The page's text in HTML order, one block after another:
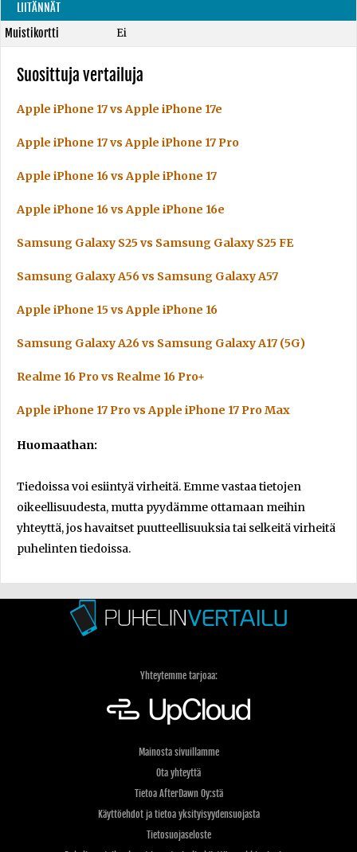
LIITÄNNÄT
Muistikortti
Ei
Suosittuja vertailuja
Apple iPhone 17 vs Apple iPhone 17e
Apple iPhone 17 vs Apple iPhone 17 Pro
Apple iPhone 16 vs Apple iPhone 17
Apple iPhone 16 vs Apple iPhone 16e
Samsung Galaxy S25 vs Samsung Galaxy S25 FE
Samsung Galaxy A56 vs Samsung Galaxy A57
Apple iPhone 15 vs Apple iPhone 16
Samsung Galaxy A26 vs Samsung Galaxy A17 (5G)
Realme 16 Pro vs Realme 16 Pro+
Apple iPhone 17 Pro vs Apple iPhone 17 Pro Max
Huomaathan:
Tiedoissa voi esiintyä virheitä. Emme vastaa tietojen
oikeellisuudesta, mutta pyydämme ottamaan meihin
yhteyttä, jos havaitset puutteellisuuksia tai selkeitä virheitä
puhelinten tiedoissa.
Yhteytemme tarjoaa:
Mainosta sivuillamme
Ota yhteyttä
Tietoa AfterDawn Oy:stä
Käyttöehdot ja tietoa yksityisyydensuojasta
Tietosuojaseloste